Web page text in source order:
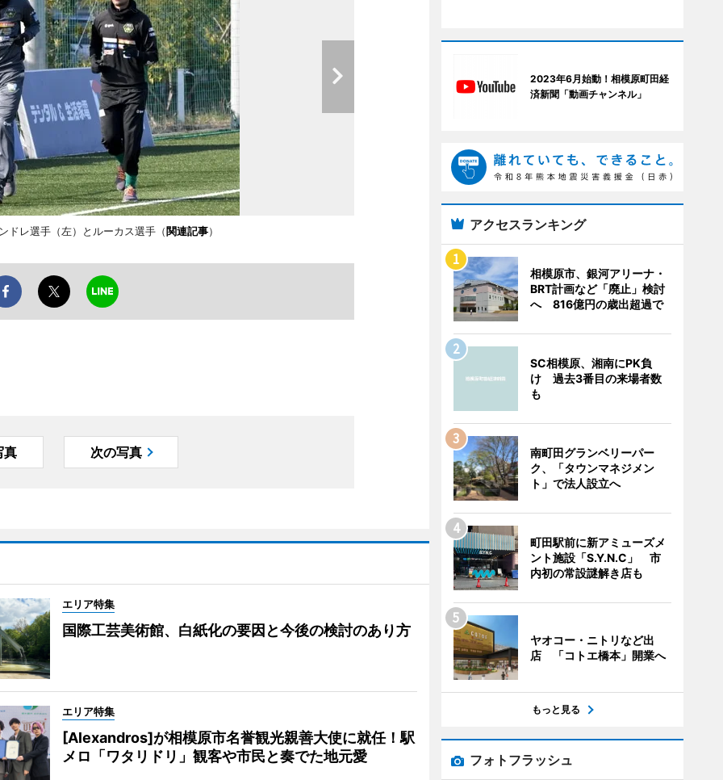
ドレ選手（左）とルーカス選手（関連記事）
真 次の写真
エリア特集
国際工芸美術館、白紙化の要因と今後の検討のあり方
エリア特集
[Alexandros]が相模原市名誉観光親善大使に就任！駅
メロ「ワタリドリ」観客や市民と奏でた地元愛
2023年6月始動！相模原町田経
済新聞「動画チャンネル」
アクセスランキング
相模原市、銀河アリーナ・
BRT計画など「廃止」検討
へ 816億円の歳出超過で
SC相模原、湘南にPK負
け 過去3番目の来場者数
も
南町田グランベリーパー
ク、「タウンマネジメン
ト」で法人設立へ
町田駅前に新アミューズメ
ント施設「S.Y.N.C」 市
内初の常設謎解き店も
ヤオコー・ニトリなど出
店 「コトエ橋本」開業へ
もっと見る
フォトフラッシュ